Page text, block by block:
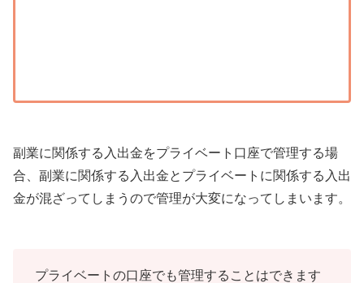
副業に関係する入出金をプライベート口座で管理する場
合、副業に関係する入出金とプライベートに関係する入出
金が混ざってしまうので管理が大変になってしまいます。
プライベートの口座でも管理することはできます